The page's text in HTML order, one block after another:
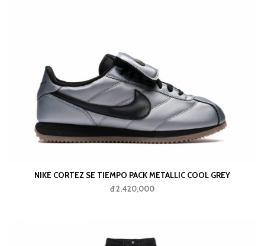
NIKE CORTEZ SE TIEMPO PACK METALLIC COOL GREY
đ 2,420,000